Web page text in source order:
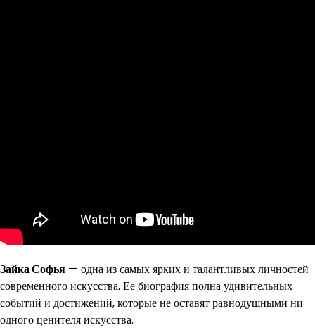
Зайка Софья — одна из самых ярких и талантливых личностей
современного искусства. Ее биография полна удивительных
событий и достижений, которые не оставят равнодушными ни
одного ценителя искусства.